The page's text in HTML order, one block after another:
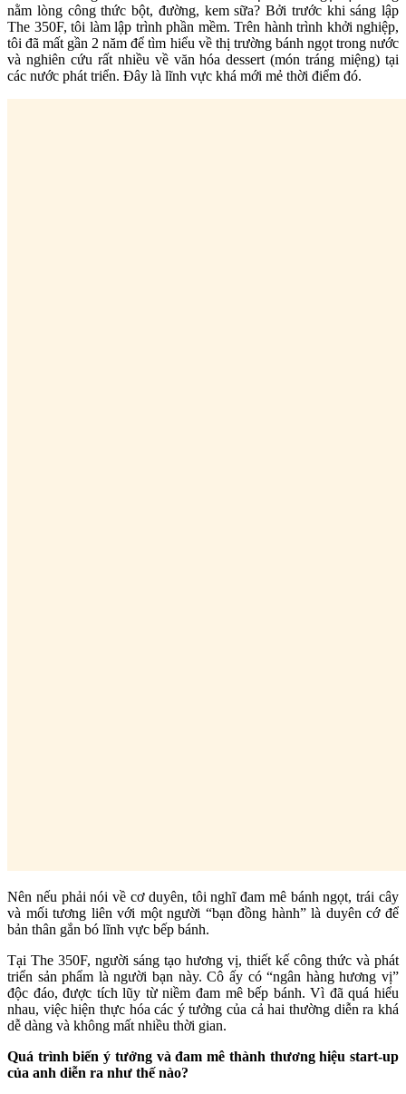
nằm lòng công thức bột, đường, kem sữa? Bởi trước khi sáng lập
The 350F, tôi làm lập trình phần mềm. Trên hành trình khởi nghiệp,
tôi đã mất gần 2 năm để tìm hiểu về thị trường bánh ngọt trong nước
và nghiên cứu rất nhiều về văn hóa dessert (món tráng miệng) tại
các nước phát triển. Đây là lĩnh vực khá mới mẻ thời điểm đó.
Nên nếu phải nói về cơ duyên, tôi nghĩ đam mê bánh ngọt, trái cây
và mối tương liên với một người “bạn đồng hành” là duyên cớ để
bản thân gắn bó lĩnh vực bếp bánh.
Tại The 350F, người sáng tạo hương vị, thiết kế công thức và phát
triển sản phẩm là người bạn này. Cô ấy có “ngân hàng hương vị”
độc đáo, được tích lũy từ niềm đam mê bếp bánh. Vì đã quá hiểu
nhau, việc hiện thực hóa các ý tưởng của cả hai thường diễn ra khá
dễ dàng và không mất nhiều thời gian.
Quá trình biến ý tưởng và đam mê thành thương hiệu start-up
của anh diễn ra như thế nào?